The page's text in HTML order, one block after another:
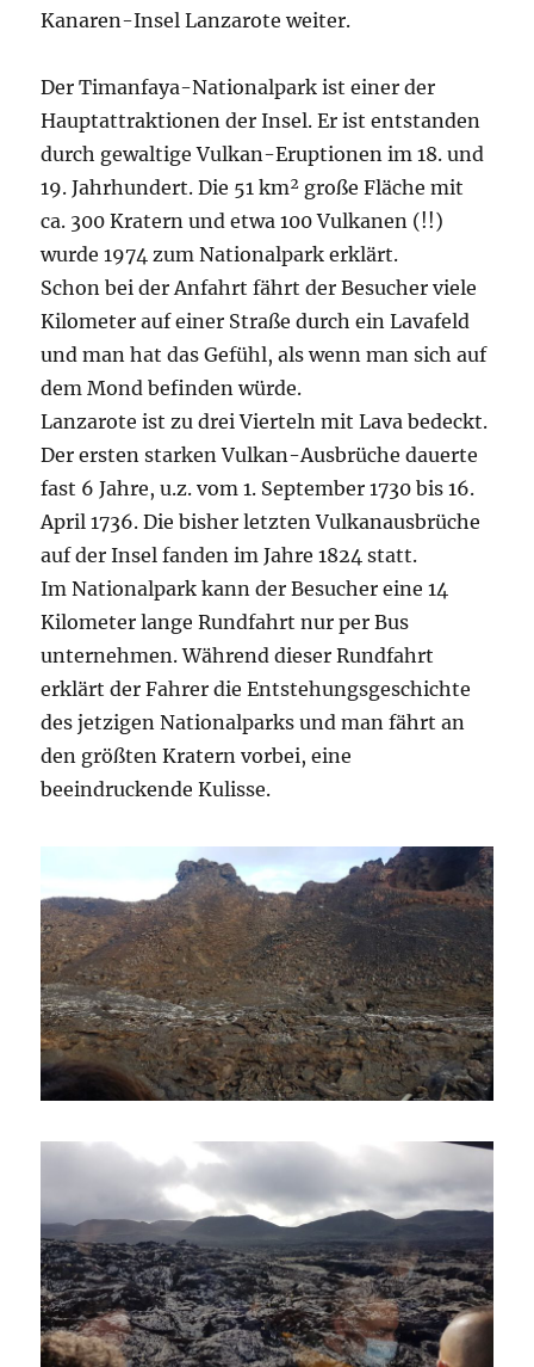
Kanaren-Insel Lanzarote weiter.
Der Timanfaya-Nationalpark ist einer der
Hauptattraktionen der Insel. Er ist entstanden
durch gewaltige Vulkan-Eruptionen im 18. und
19. Jahrhundert. Die 51 km² große Fläche mit
ca. 300 Kratern und etwa 100 Vulkanen (!!)
wurde 1974 zum Nationalpark erklärt.
Schon bei der Anfahrt fährt der Besucher viele
Kilometer auf einer Straße durch ein Lavafeld
und man hat das Gefühl, als wenn man sich auf
dem Mond befinden würde.
Lanzarote ist zu drei Vierteln mit Lava bedeckt.
Der ersten starken Vulkan-Ausbrüche dauerte
fast 6 Jahre, u.z. vom 1. September 1730 bis 16.
April 1736. Die bisher letzten Vulkanausbrüche
auf der Insel fanden im Jahre 1824 statt.
Im Nationalpark kann der Besucher eine 14
Kilometer lange Rundfahrt nur per Bus
unternehmen. Während dieser Rundfahrt
erklärt der Fahrer die Entstehungsgeschichte
des jetzigen Nationalparks und man fährt an
den größten Kratern vorbei, eine
beeindruckende Kulisse.